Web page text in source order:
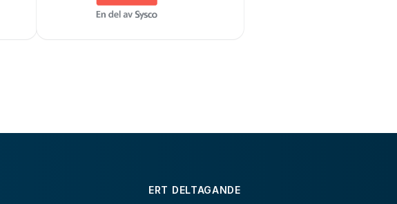
ERT DELTAGANDE